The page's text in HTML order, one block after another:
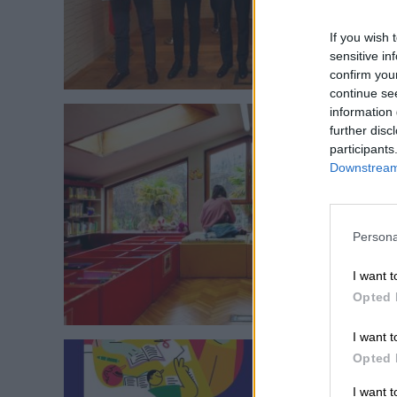
If you wish
sensitive
confirm
continue
information
further
I want
Opted
I want
Opted
I want